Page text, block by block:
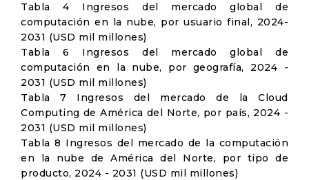
Tabla 4 Ingresos del mercado global de
computación en la nube, por usuario final, 2024-
2031 (USD mil millones)
Tabla 6 Ingresos del mercado global de
computación en la nube, por geografía, 2024 -
2031 (USD mil millones)
Tabla 7 Ingresos del mercado de la Cloud
Computing de América del Norte, por país, 2024 -
2031 (USD mil millones)
Tabla 8 Ingresos del mercado de la computación
en la nube de América del Norte, por tipo de
producto, 2024 - 2031 (USD mil millones)